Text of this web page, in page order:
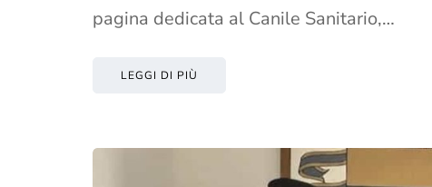
pagina dedicata al Canile Sanitario,…
LEGGI DI PIÙ